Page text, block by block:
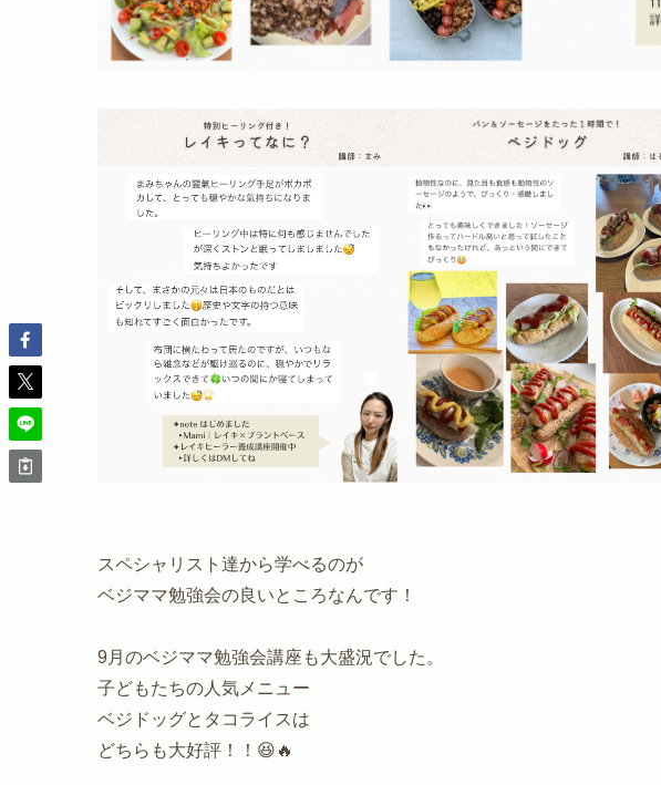
スペシャリスト達から学べるのが
ベジママ勉強会の良いところなんです！
9月のベジママ勉強会講座も大盛況でした。
子どもたちの人気メニュー
ベジドッグとタコライスは
どちらも大好評！！😆🔥